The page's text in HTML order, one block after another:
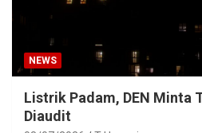
NEWS
Listrik Padam, DEN Minta
Diaudit